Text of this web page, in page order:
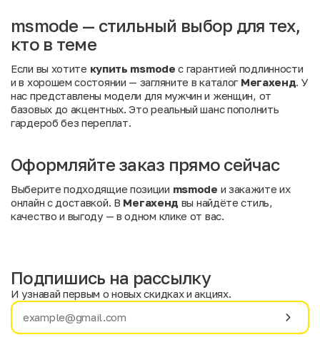
msmode — стильный выбор для тех,
кто в теме
Если вы хотите купить msmode с гарантией подлинности
и в хорошем состоянии — загляните в каталог Мегахенд. У
нас представлены модели для мужчин и женщин, от
базовых до акцентных. Это реальный шанс пополнить
гардероб без переплат.
Оформляйте заказ прямо сейчас
Выберите подходящие позиции msmode и закажите их
онлайн с доставкой. В Мегахенд вы найдёте стиль,
качество и выгоду — в одном клике от вас.
Имя
Подпишись на рассылку
И узнавай первым о новых скидках и акциях.